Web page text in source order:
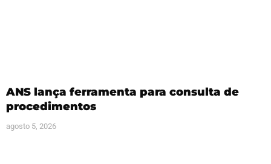
ANS lança ferramenta para consulta de
procedimentos
agosto 5, 2026